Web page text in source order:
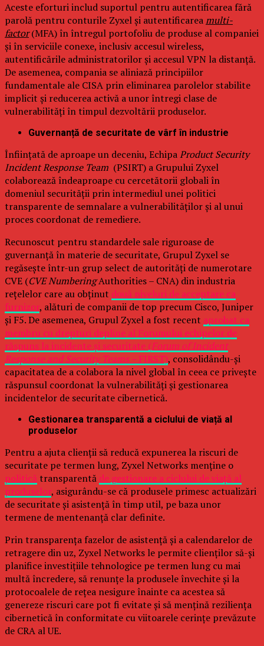
Aceste eforturi includ suportul pentru autentificarea fără
parolă pentru conturile Zyxel și autentificareamulti-
factor(MFA) în întregul portofoliu de produse al companiei
și în serviciile conexe, inclusiv accesul wireless,
autentificările administratorilor și accesul VPN la distanță.
De asemenea, compania se aliniază principiilor
fundamentale ale CISA prin eliminarea parolelor stabilite
implicit și reducerea activă a unor întregi clase de
vulnerabilități în timpul dezvoltării produselor.
Guvernanță de securitate de vârf în industrie
Înființată de aproape un deceniu, EchipaProduct Security
Incident Response Team (PSIRT) a Grupului Zyxel
colaborează îndeaproape cu cercetătorii globali în
domeniul securității prin intermediul unei politici
transparente de semnalare a vulnerabilităților și al unui
proces coordonat de remediere.
Recunoscut pentru standardele sale riguroase de
guvernanță în materie de securitate, Grupul Zyxel se
regăsește într-un grup select de autorități de numerotare
CVE (CVE NumberingAuthorities – CNA) din industria
rețelelor care au obținut două niveluri de acceptare ca
furnizor, alături de companii de top precum Cisco, Juniper
și F5. De asemenea, Grupul Zyxel a fost recent aprobat ca
membru cu drepturi depline al Forumului echipelor de
răspuns la incidente și securitate (Forum of Incident
Response and Security Teams –FIRST), consolidându-și
capacitatea de a colabora la nivel global în ceea ce privește
răspunsul coordonat la vulnerabilități și gestionarea
incidentelor de securitate cibernetică.
Gestionarea transparentă a ciclului de viață al
produselor
Pentru a ajuta clienții să reducă expunerea la riscuri de
securitate pe termen lung, Zyxel Networks menține o
politică transparentă de gestionare a ciclului de viață al
produselor, asigurându-se că produsele primesc actualizări
de securitate și asistență în timp util, pe baza unor
termene de mentenanță clar definite.
Prin transparența fazelor de asistență și a calendarelor de
retragere din uz, Zyxel Networks le permite clienților să-și
planifice investițiile tehnologice pe termen lung cu mai
multă încredere, să renunțe la produsele învechite și la
protocoalele de rețea nesigure înainte ca acestea să
genereze riscuri care pot fi evitate și să mențină reziliența
cibernetică în conformitate cu viitoarele cerințe prevăzute
de CRA al UE.